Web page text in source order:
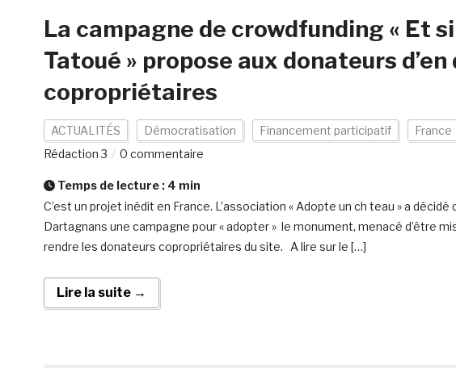
La campagne de crowdfunding « Et
Tatoué » propose aux donateurs
copropriétaires
ACTUALITÉS Démocratisation Financement participatif France
Rédaction 3
0 commentaire
Temps de lecture : 4 min
C’est un projet inédit en France. L’association « Adopte un ch teau » a
Dartagnans une campagne pour « adopter » le monument, menacé d’être
rendre les donateurs copropriétaires du site. A lire sur le […]
Lire la suite →